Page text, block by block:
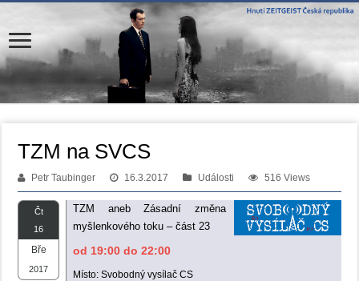
TZM na SVCS
Petr Taubinger 16.3.2017 Události 516 Views
Čt
16
Bře
2017
TZM aneb Zásadní změna
myšlenkového toku – část 23
od 19:00 do 22:00
Místo: Svobodný vysílač CS